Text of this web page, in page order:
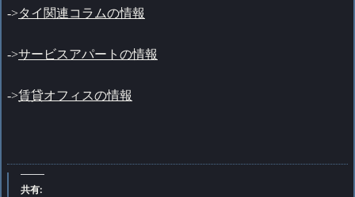
->タイ関連コラムの情報
->サービスアパートの情報
->賃貸オフィスの情報
共有: